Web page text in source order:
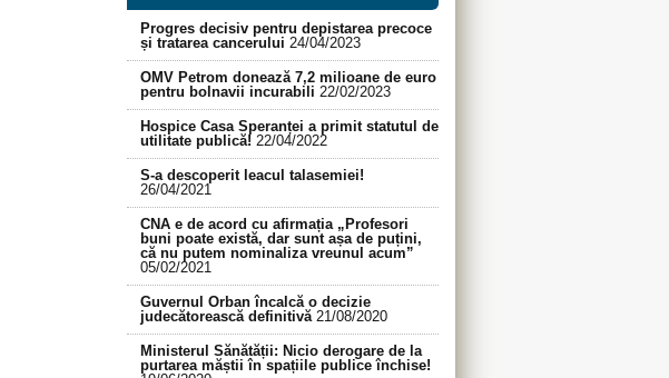
Progres decisiv pentru depistarea precoce
și tratarea cancerului 24/04/2023
OMV Petrom donează 7,2 milioane de euro
pentru bolnavii incurabili 22/02/2023
Hospice Casa Speranței a primit statutul de
utilitate publică! 22/04/2022
S-a descoperit leacul talasemiei!
26/04/2021
CNA e de acord cu afirmația „Profesori
buni poate există, dar sunt așa de puțini,
că nu putem nominaliza vreunul acum”
05/02/2021
Guvernul Orban încalcă o decizie
judecătorească definitivă 21/08/2020
Ministerul Sănătății: Nicio derogare de la
purtarea măștii în spațiile publice închise!